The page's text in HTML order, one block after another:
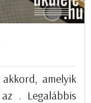
amelyik
. Legalábbis